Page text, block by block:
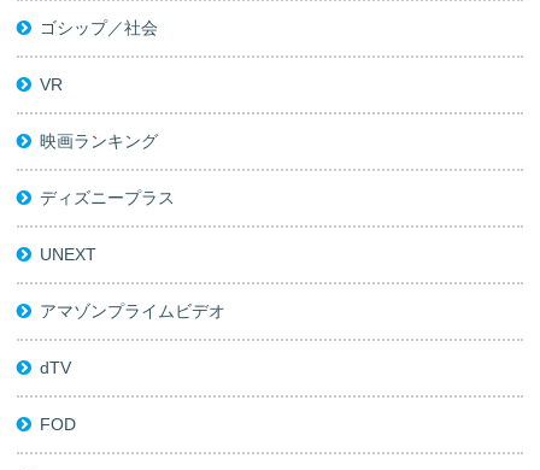
ゴシップ／社会
VR
映画ランキング
ディズニープラス
UNEXT
アマゾンプライムビデオ
dTV
FOD